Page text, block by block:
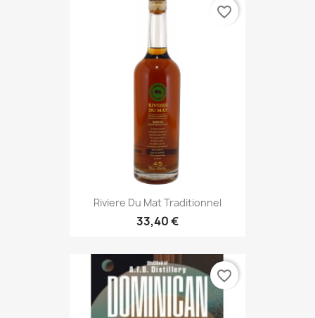
Riviere Du Mat Traditionnel
33,40 €
favorite_border
favorite_border